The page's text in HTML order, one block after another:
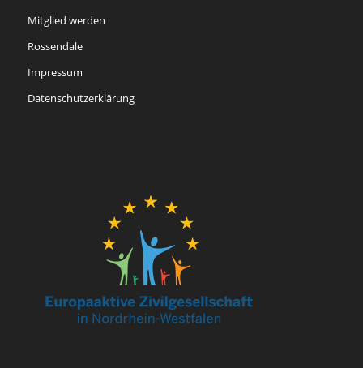
Mitglied werden
Rossendale
Impressum
Datenschutzerklärung